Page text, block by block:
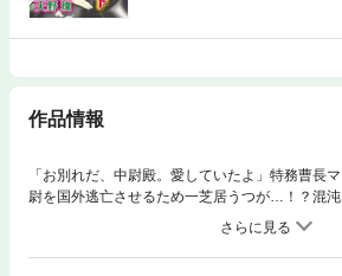
作品情報
「お別れだ、中尉殿。愛していたよ」特務曹長
尉を国外逃亡させるため一芝居うつが…！？混沌
た二人に、再び愛しあえる日は来るのか―。長編
棄て春を待ち】シリーズ第2弾！